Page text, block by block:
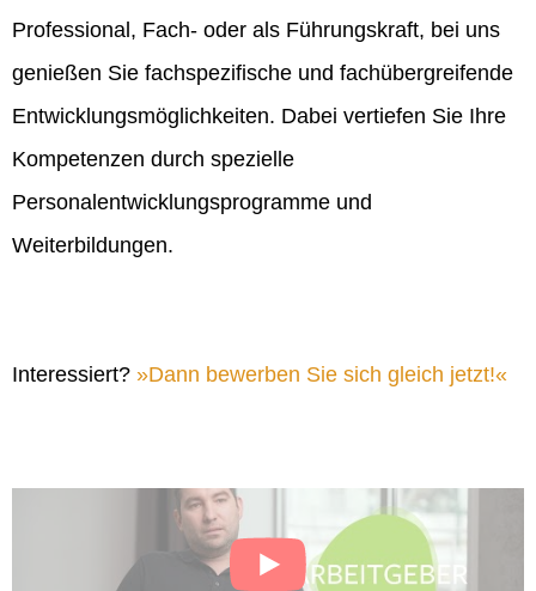
Professional, Fach- oder als Führungskraft, bei uns
genießen Sie fachspezifische und fachübergreifende
Entwicklungsmöglichkeiten. Dabei vertiefen Sie Ihre
Kompetenzen durch spezielle
Personalentwicklungsprogramme und
Weiterbildungen.
Interessiert? Dann bewerben Sie sich gleich jetzt!